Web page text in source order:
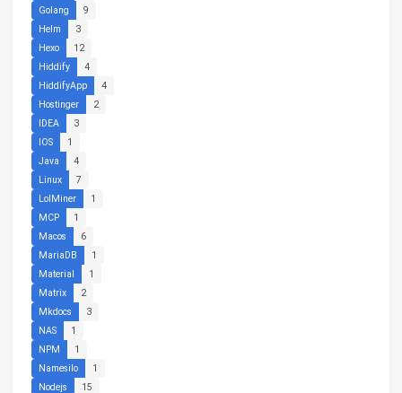
Golang
9
Helm
3
Hexo
12
Hiddify
4
HiddifyApp
4
Hostinger
2
IDEA
3
IOS
1
Java
4
Linux
7
LolMiner
1
MCP
1
Macos
6
MariaDB
1
Material
1
Matrix
2
Mkdocs
3
NAS
1
NPM
1
Namesilo
1
Nodejs
15